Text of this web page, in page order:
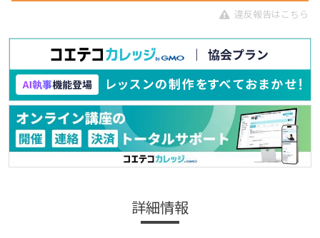
違反報告はこちら
詳細情報